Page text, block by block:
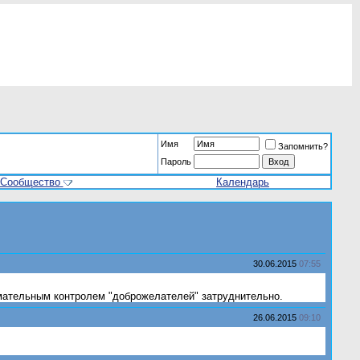
Имя
Запомнить?
Пароль
Сообщество Календарь
30.06.2015 07:55
контролем "доброжелателей" затруднительно.
26.06.2015 09:10